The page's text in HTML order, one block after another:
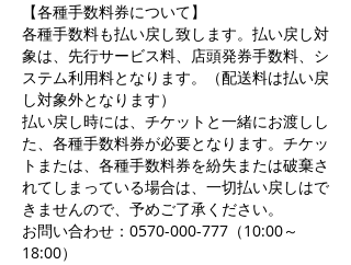
【各種手数料券について】
各種手数料も払い戻し致します。払い戻し対
象は、先行サービス料、店頭発券手数料、シ
ステム利用料となります。（配送料は払い戻
し対象外となります）
払い戻し時には、チケットと一緒にお渡しし
た、各種手数料券が必要となります。チケッ
トまたは、各種手数料券を紛失または破棄さ
れてしまっている場合は、一切払い戻しはで
きませんので、予めご了承ください。
お問い合わせ：0570-000-777（10:00～
18:00）